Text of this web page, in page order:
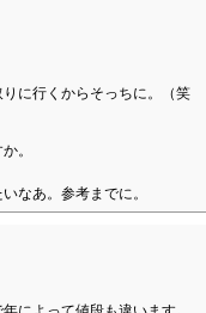
に行くからそっちに。（笑
。
なあ。参考までに。